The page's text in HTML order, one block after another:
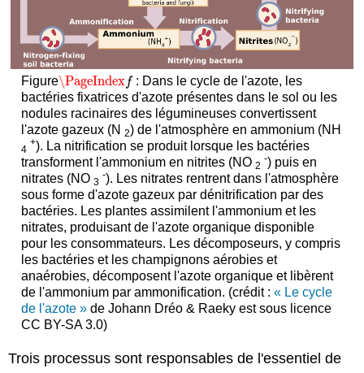
Figure\PageIndexf
\PageIndexf
: Dans le cycle de l'azote, les
bactéries fixatrices d'azote présentes dans le sol ou les
nodules racinaires des légumineuses convertissent
l'azote gazeux (N 2) de l'atmosphère en ammonium (NH
4
+). La nitrification se produit lorsque les bactéries
transforment l'ammonium en nitrites (NO 2
-) puis en
nitrates (NO 3
-). Les nitrates rentrent dans l'atmosphère
sous forme d'azote gazeux par dénitrification par des
bactéries. Les plantes assimilent l'ammonium et les
nitrates, produisant de l'azote organique disponible
pour les consommateurs. Les décomposeurs, y compris
les bactéries et les champignons aérobies et
anaérobies, décomposent l'azote organique et libèrent
de l'ammonium par ammonification. (crédit : « Le cycle
de l'azote »de Johann Dréo & Raeky est sous licence
CC BY-SA 3.0)
Trois processus sont responsables de l'essentiel de